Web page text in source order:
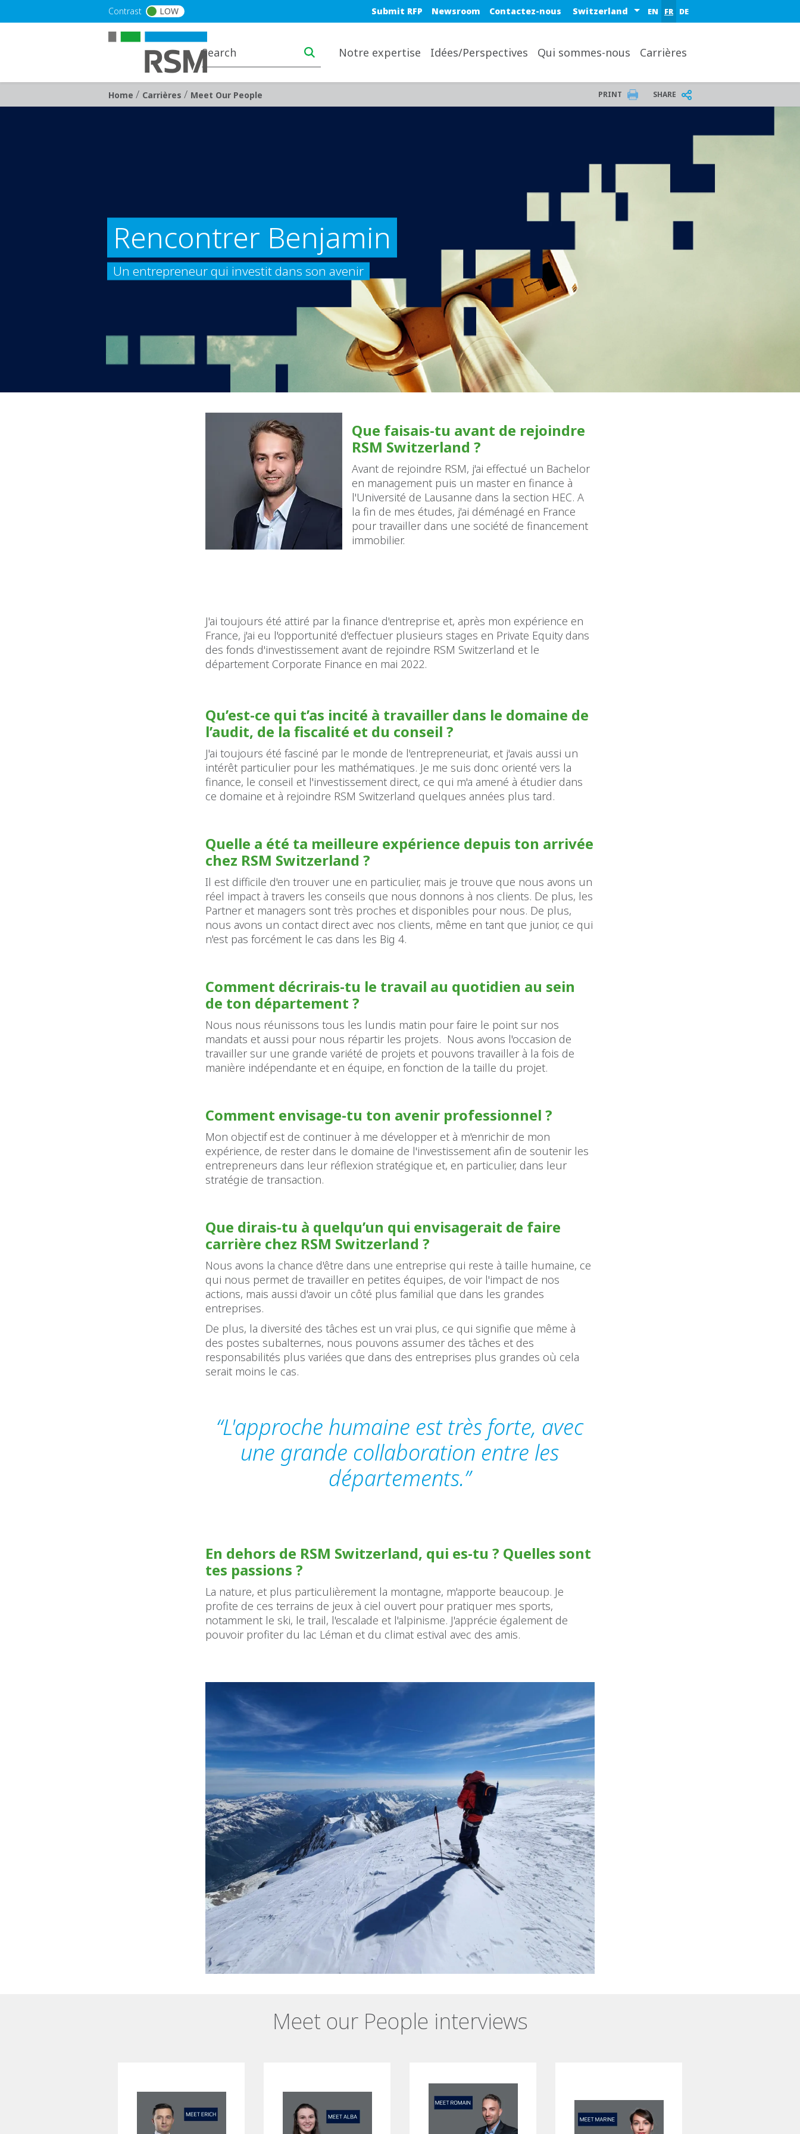
Contrast LOW Blue top nav
Submit RFP Newsroom Contactez-nous Select a region or country
EN FR DE
Notre expertise Idées/Perspectives Qui sommes-nous Carrières
Breadcrumb
Home / Carrières / Meet Our People PRINT SHARE
Rencontrer Benjamin
Un entrepreneur qui investit dans son avenir
Que faisais-tu avant de rejoindre
RSM Switzerland ?
Avant de rejoindre RSM, j'ai effectué un Bachelor
en management puis un master en finance à
l'Université de Lausanne dans la section HEC. A
la fin de mes études, j'ai déménagé en France
pour travailler dans une société de financement
immobilier.
J'ai toujours été attiré par la finance d'entreprise et, après mon expérience en
France, j'ai eu l'opportunité d'effectuer plusieurs stages en Private Equity dans
des fonds d'investissement avant de rejoindre RSM Switzerland et le
département Corporate Finance en mai 2022.
Qu’est-ce qui t’as incité à travailler dans le domaine de
l’audit, de la fiscalité et du conseil ?
J'ai toujours été fasciné par le monde de l'entrepreneuriat, et j'avais aussi un
intérêt particulier pour les mathématiques. Je me suis donc orienté vers la
finance, le conseil et l'investissement direct, ce qui m'a amené à étudier dans
ce domaine et à rejoindre RSM Switzerland quelques années plus tard.
Quelle a été ta meilleure expérience depuis ton arrivée
chez RSM Switzerland ?
Il est difficile d'en trouver une en particulier, mais je trouve que nous avons un
réel impact à travers les conseils que nous donnons à nos clients. De plus, les
Partner et managers sont très proches et disponibles pour nous. De plus,
nous avons un contact direct avec nos clients, même en tant que junior, ce qui
n'est pas forcément le cas dans les Big 4.
Comment décrirais-tu le travail au quotidien au sein
de ton département ?
Nous nous réunissons tous les lundis matin pour faire le point sur nos
mandats et aussi pour nous répartir les projets. Nous avons l'occasion de
travailler sur une grande variété de projets et pouvons travailler à la fois de
manière indépendante et en équipe, en fonction de la taille du projet.
Comment envisage-tu ton avenir professionnel ?
Mon objectif est de continuer à me développer et à m'enrichir de mon
expérience, de rester dans le domaine de l'investissement afin de soutenir les
entrepreneurs dans leur réflexion stratégique et, en particulier, dans leur
stratégie de transaction.
Que dirais-tu à quelqu’un qui envisagerait de faire
carrière chez RSM Switzerland ?
Nous avons la chance d'être dans une entreprise qui reste à taille humaine, ce
qui nous permet de travailler en petites équipes, de voir l'impact de nos
actions, mais aussi d'avoir un côté plus familial que dans les grandes
entreprises.
De plus, la diversité des tâches est un vrai plus, ce qui signifie que même à
des postes subalternes, nous pouvons assumer des tâches et des
responsabilités plus variées que dans des entreprises plus grandes où cela
serait moins le cas.
“L'approche humaine est très forte, avec
une grande collaboration entre les
départements.”
En dehors de RSM Switzerland, qui es-tu ? Quelles sont
tes passions ?
La nature, et plus particulièrement la montagne, m'apporte beaucoup. Je
profite de ces terrains de jeux à ciel ouvert pour pratiquer mes sports,
notamment le ski, le trail, l'escalade et l'alpinisme. J'apprécie également de
pouvoir profiter du lac Léman et du climat estival avec des amis.
Meet our People interviews